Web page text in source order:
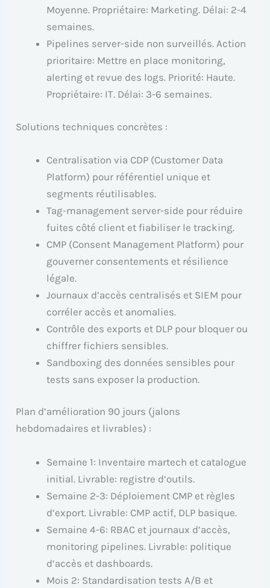
Moyenne. Propriétaire: Marketing. Délai: 2-4
semaines.
Pipelines server-side non surveillés. Action
prioritaire: Mettre en place monitoring,
alerting et revue des logs. Priorité: Haute.
Propriétaire: IT. Délai: 3-6 semaines.
Solutions techniques concrètes :
Centralisation via CDP (Customer Data
Platform) pour référentiel unique et
segments réutilisables.
Tag-management server-side pour réduire
fuites côté client et fiabiliser le tracking.
CMP (Consent Management Platform) pour
gouverner consentements et résilience
légale.
Journaux d’accès centralisés et SIEM pour
corréler accès et anomalies.
Contrôle des exports et DLP pour bloquer ou
chiffrer fichiers sensibles.
Sandboxing des données sensibles pour
tests sans exposer la production.
Plan d’amélioration 90 jours (jalons
hebdomadaires et livrables) :
Semaine 1: Inventaire martech et catalogue
initial. Livrable: registre d’outils.
Semaine 2-3: Déploiement CMP et règles
d’export. Livrable: CMP actif, DLP basique.
Semaine 4-6: RBAC et journaux d’accès,
monitoring pipelines. Livrable: politique
d’accès et dashboards.
Mois 2: Standardisation tests A/B et